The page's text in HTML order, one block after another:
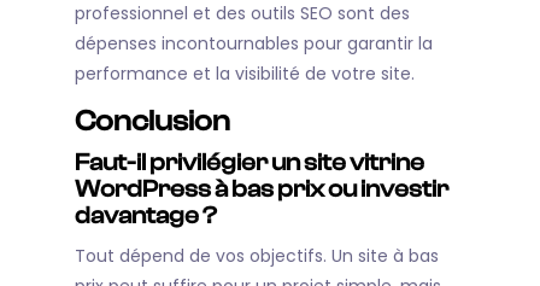
professionnel et des outils SEO sont des
dépenses incontournables pour garantir la
performance et la visibilité de votre site.
Conclusion
Faut-il privilégier un site vitrine
WordPress à bas prix ou investir
davantage ?
Tout dépend de vos objectifs. Un site à bas